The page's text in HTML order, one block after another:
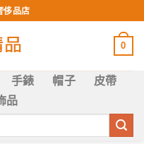
侈品店
0
手錶 帽子
皮帶
品